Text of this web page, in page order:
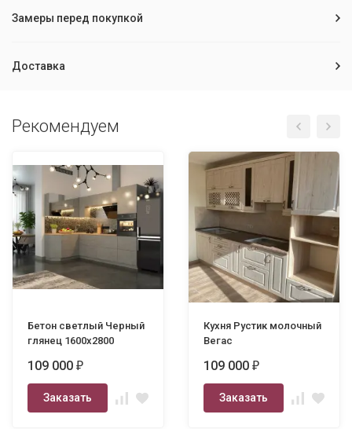
Замеры перед покупкой
Доставка
Рекомендуем
Бетон светлый Черный
глянец 1600х2800
109 000 ₽
Заказать
Кухня Рустик молочный
Вегас
109 000 ₽
Заказать